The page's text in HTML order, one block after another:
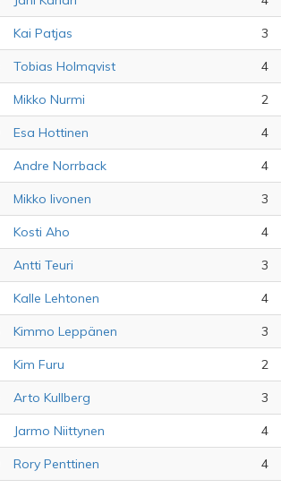
Kai Patjas 3
Tobias Holmqvist 4
Mikko Nurmi 2
Esa Hottinen 4
Andre Norrback 4
Mikko Iivonen 3
Kosti Aho 4
Antti Teuri 3
Kalle Lehtonen 4
Kimmo Leppänen 3
Kim Furu 2
Arto Kullberg 3
Jarmo Niittynen 4
Rory Penttinen 4